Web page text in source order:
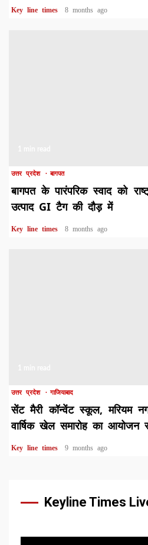
Key line times 8 months ago
उत्तर प्रदेश बागपत
बागपत के पारंपरिक स्वाद को
उत्पाद GI टैग की दौड़ में
Key line times 8 months ago
उत्तर प्रदेश गाजियाबाद
सेंट मैरी कॉन्वेंट स्कूल, मरियम
वार्षिक खेल समारोह का आयोजन
Key line times 9 months ago
Keyline Times